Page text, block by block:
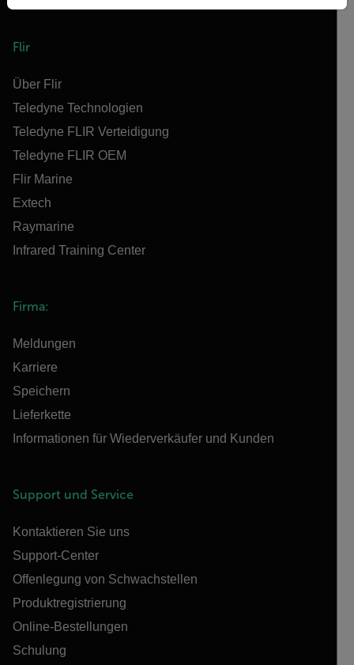
Flir
Über Flir
Teledyne Technologien
Teledyne FLIR Verteidigung
Teledyne FLIR OEM
Flir Marine
Extech
Raymarine
Infrared Training Center
Firma:
Meldungen
Karriere
Speichern
Lieferkette
Informationen für Wiederverkäufer und Kunden
Support und Service
Kontaktieren Sie uns
Support-Center
Offenlegung von Schwachstellen
Produktregistrierung
Online-Bestellungen
Schulung